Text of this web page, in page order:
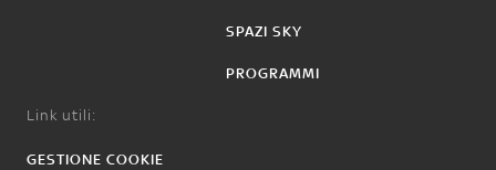
SPAZI SKY
PROGRAMMI
Link utili:
GESTIONE COOKIE